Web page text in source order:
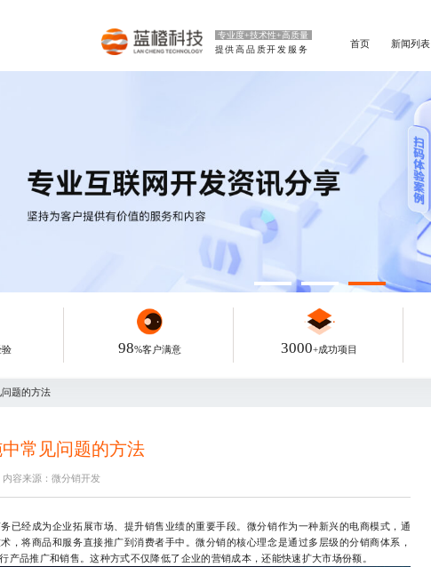
专业度+技术性+高质量
提供高品质开发服务
首页 新闻列表
验 98%客户满意 3000+成功项目
题的方法
常见问题的方法
内容来源： 微分销开发
已经成为企业拓展市场、提升销售业绩的重要手段。微分销作为一种新兴的电商模式，通
，将商品和服务直接推广到消费者手中。微分销的核心理念是通过多层级的分销商体系，
产品推广和销售。这种方式不仅降低了企业的营销成本，还能快速扩大市场份额。